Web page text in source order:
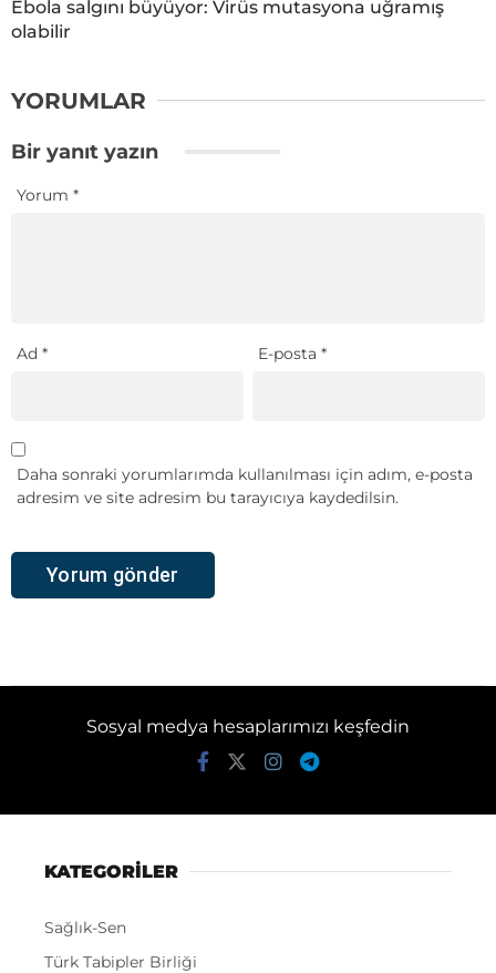
Ebola salgını büyüyor: Virüs mutasyona uğramış
olabilir
YORUMLAR
Bir yanıt yazın
Yorum *
Ad * E-posta*
Daha sonraki yorumlarımda kullanılması için adım, e-posta
adresim ve site adresim bu tarayıcıya kaydedilsin.
Sosyal medya hesaplarımızı keşfedin
KATEGORİLER
Sağlık-Sen
Türk Tabipler Birliği